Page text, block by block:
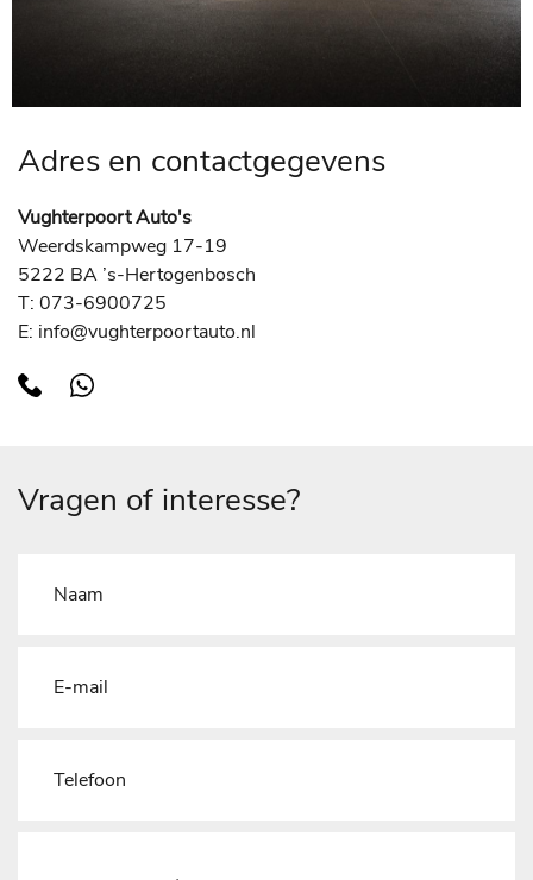
Adres en contactgegevens
Vughterpoort Auto's
Weerdskampweg 17-19
5222 BA ’s-Hertogenbosch
T: 073-6900725
E: info@vughterpoortauto.nl
Vragen of interesse?